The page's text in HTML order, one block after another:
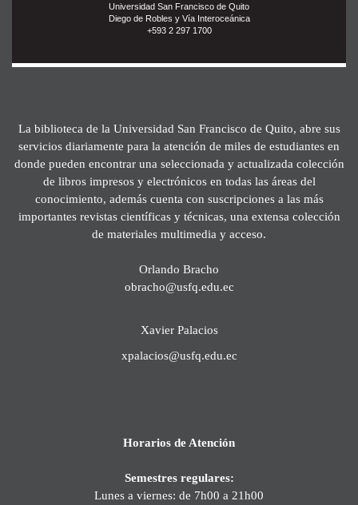
Universidad San Francisco de Quito
Diego de Robles y Vía Interoceánica
+593 2 297 1700
La biblioteca de la Universidad San Francisco de Quito, abre sus
servicios diariamente para la atención de miles de estudiantes en
donde pueden encontrar una seleccionada y actualizada colección
de libros impresos y electrónicos en todas las áreas del
conocimiento, además cuenta con suscripciones a las más
importantes revistas científicas y técnicas, una extensa colección
de materiales multimedia y acceso.
Orlando Bracho
obracho@usfq.edu.ec
Xavier Palacios
xpalacios@usfq.edu.ec
Horarios de Atención
Semestres regulares:
Lunes a viernes: de 7h00 a 21h00